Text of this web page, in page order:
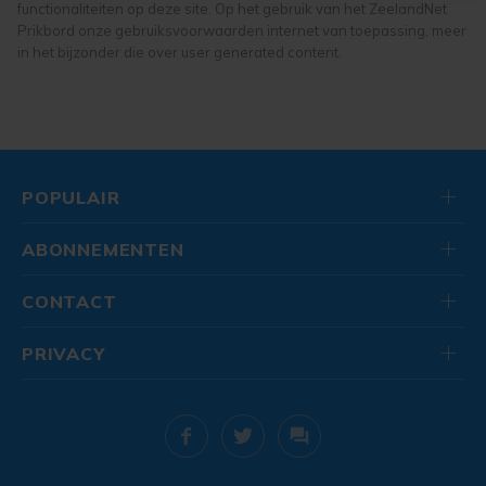
onze cookiepagina kun je ons cookiebeleid bekijken en je
gemaakte keuze altijd wijzigen of intrekken.
functionaliteiten op deze site. Op het gebruik van het ZeelandNet
Prikbord onze gebruiksvoorwaarden internet van toepassing, meer
in het bijzonder die over user generated content.
POPULAIR
ABONNEMENTEN
CONTACT
PRIVACY